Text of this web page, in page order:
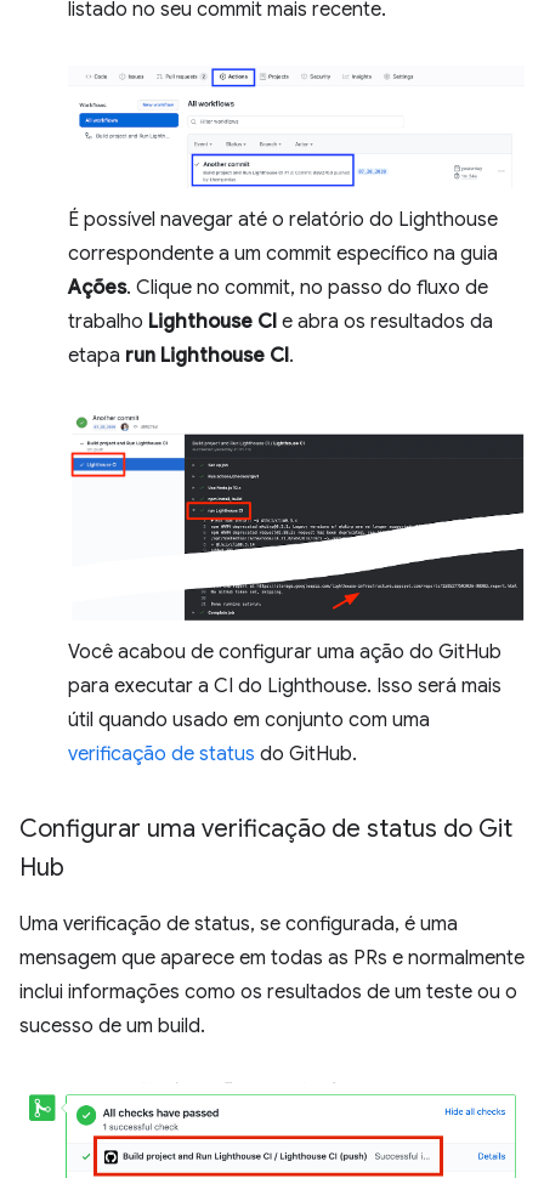
listado no seu commit mais recente.
É possível navegar até o relatório do Lighthouse
correspondente a um commit específico na guia
Ações. Clique no commit, no passo do fluxo de
trabalho Lighthouse CI e abra os resultados da
etapa run Lighthouse CI.
Você acabou de configurar uma ação do GitHub
para executar a CI do Lighthouse. Isso será mais
útil quando usado em conjunto com uma
verificação de status do GitHub.
Configurar uma verificação de status do Git
Hub
Uma verificação de status, se configurada, é uma
mensagem que aparece em todas as PRs e normalmente
inclui informações como os resultados de um teste ou o
sucesso de um build.